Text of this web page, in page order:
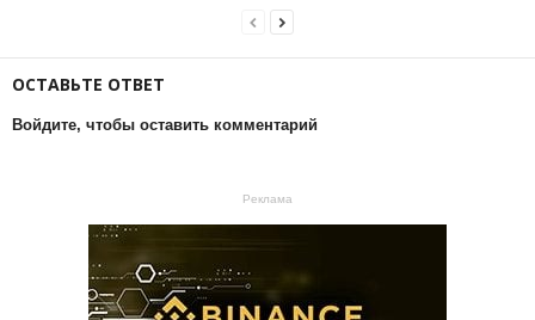
ОСТАВЬТЕ ОТВЕТ
Войдите, чтобы оставить комментарий
Реклама